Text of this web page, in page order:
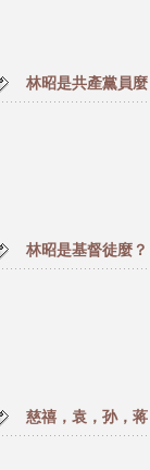
林昭是共產黨員
林昭是基督徒麼？
慈禧，袁，孙，